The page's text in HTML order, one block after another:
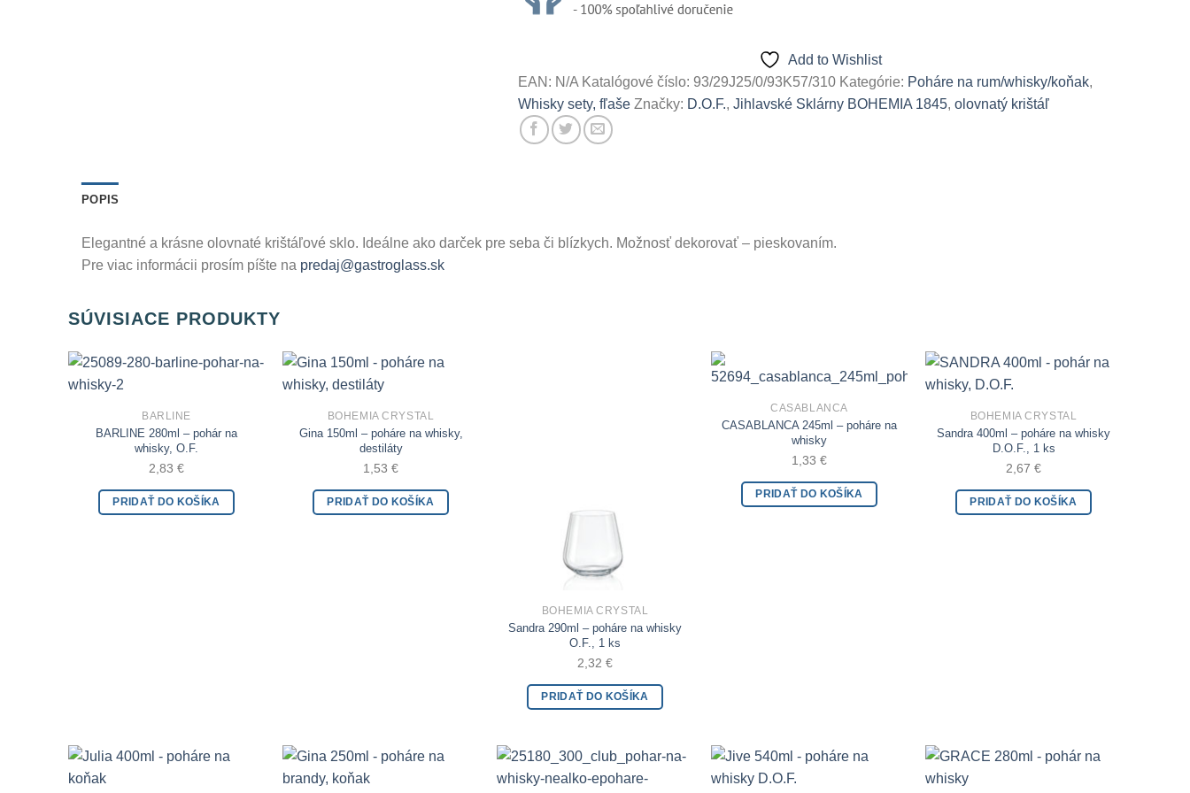
Add to Wishlist
EAN: N/A Katalógové číslo:93/29J25/0/93K57/310 Kategórie: Poháre na rum/whisky/koňak,
Whisky sety, fľaše Značky: D.O.F.,Jihlavské Sklárny BOHEMIA 1845,olovnatý krištáľ
POPIS
Elegantné a krásne olovnaté krištáľové sklo. Ideálne ako darček pre seba či blízkych. Možnosť dekorovať – pieskovaním.
Pre viac informácii prosím píšte na predaj@gastroglass.sk
SÚVISIACE PRODUKTY
Add to Wishlist
BARLINE
BARLINE 280ml – pohár na
whisky, O.F.
2,83 €
PRIDAŤ DO KOŠÍKA
Add to Wishlist
BOHEMIA CRYSTAL
Gina 150ml – poháre na whisky,
destiláty
1,53 €
PRIDAŤ DO KOŠÍKA
BOHEMIA CRYSTAL
Sandra 290ml – poháre na whisky
O.F., 1 ks
2,32 €
PRIDAŤ DO KOŠÍKA
Add to Wishlist
CASABLANCA
CASABLANCA 245ml – poháre na
whisky
1,33 €
PRIDAŤ DO KOŠÍKA
Add to Wishlist
BOHEMIA CRYSTAL
Sandra 400ml – poháre na whisky
D.O.F., 1 ks
2,67 €
PRIDAŤ DO KOŠÍKA